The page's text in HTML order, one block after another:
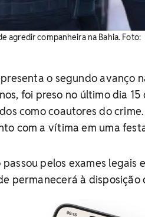
agredir companheira na Bahia. Foto:
o segundo avanço
foi preso no último dia 15
como coautores do
com a vítima em uma
pelos exames legais
permanecerá à disposição